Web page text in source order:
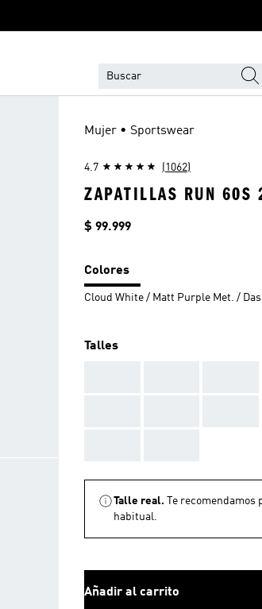
Mujer • Sportswear
4.7 (1062)
ZAPATILLAS RUN 60S
Precio
$ 99.999
Colores
Cloud White / Matt Purple Met. /
Talles
Talle real.
Te
habitual.
Añadir al carrito